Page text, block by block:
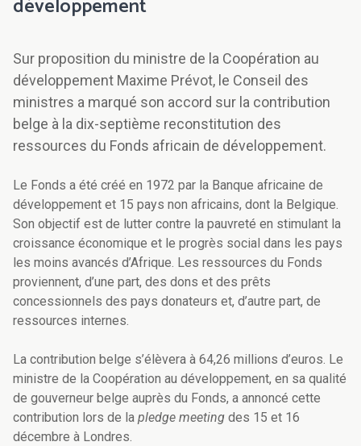
développement
Sur proposition du ministre de la Coopération au
développement Maxime Prévot, le Conseil des
ministres a marqué son accord sur la contribution
belge à la dix-septième reconstitution des
ressources du Fonds africain de développement.
Le Fonds a été créé en 1972 par la Banque africaine de
développement et 15 pays non africains, dont la Belgique.
Son objectif est de lutter contre la pauvreté en stimulant la
croissance économique et le progrès social dans les pays
les moins avancés d’Afrique. Les ressources du Fonds
proviennent, d’une part, des dons et des prêts
concessionnels des pays donateurs et, d’autre part, de
ressources internes.
La contribution belge s’élèvera à 64,26 millions d’euros. Le
ministre de la Coopération au développement, en sa qualité
de gouverneur belge auprès du Fonds, a annoncé cette
contribution lors de la pledge meeting des 15 et 16
décembre à Londres.